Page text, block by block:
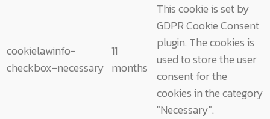
cookielawinfo-
checkbox-necessary
11
months
This cookie is set by
GDPR Cookie Consent
plugin. The cookies is
used to store the user
consent for the
cookies in the category
"Necessary".